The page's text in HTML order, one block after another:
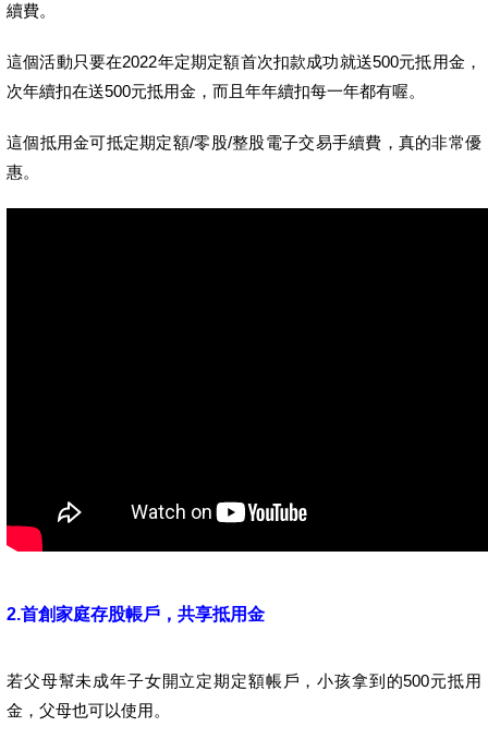
續費。
這個活動只要在2022年定期定額首次扣款成功就送500元抵用金，
次年續扣在送500元抵用金，而且年年續扣每一年都有喔。
這個抵用金可抵定期定額/零股/整股電子交易手續費，真的非常優
惠。
2.首創家庭存股帳戶，共享抵用金
若父母幫未成年子女開立定期定額帳戶，小孩拿到的500元抵用
金，父母也可以使用。